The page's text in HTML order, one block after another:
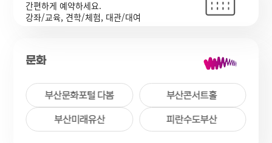
간편하게 예약하세요.
강좌/교육, 견학/체험, 대관/대여
문화